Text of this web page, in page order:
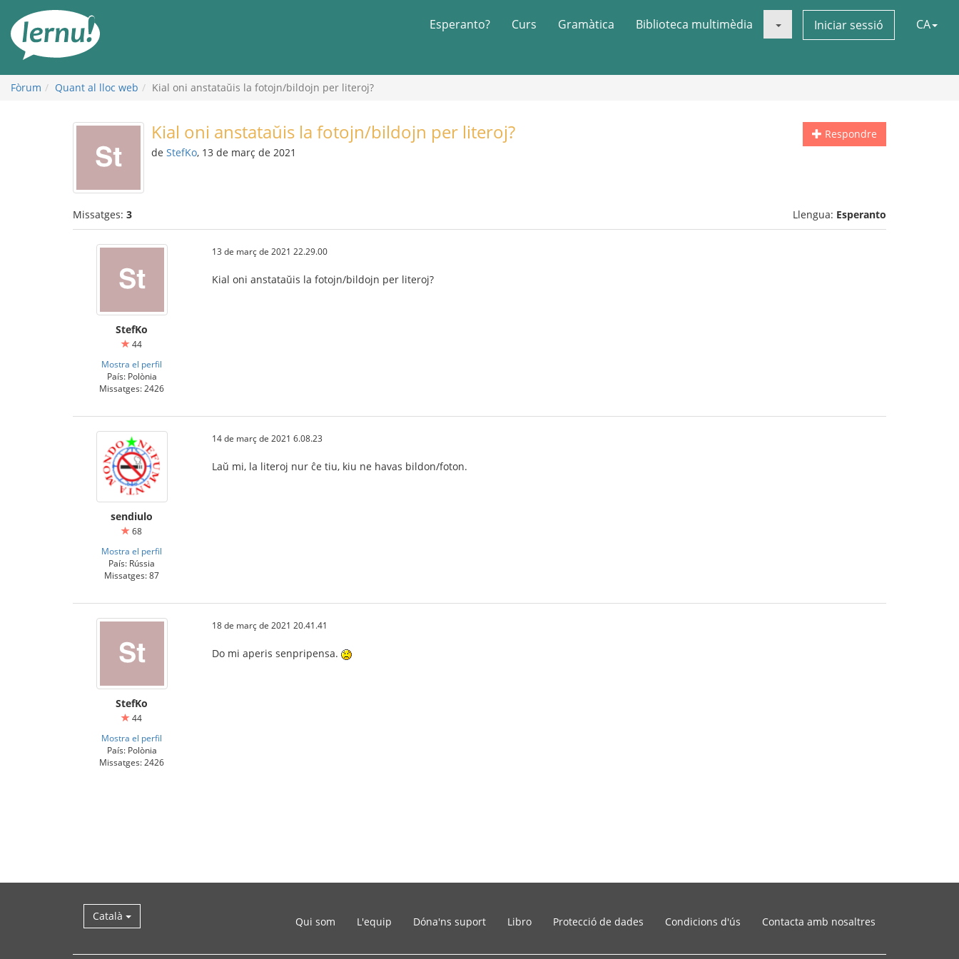
contingut
Esperanto? Curs Gramàtica Biblioteca multimèdia Iniciar sessió CA
Fòrum Quant al lloc web Kial oni anstataŭis la fotojn/bildojn per literoj?
Respondre
Kial oni anstataŭis la fotojn/bildojn per literoj?
de StefKo, 13 de març de 2021
Missatges: 3 Llengua: Esperanto
StefKo
44
Mostra el perfil
País: Polònia
Missatges: 2426
13 de març de 2021 22.29.00
Kial oni anstataŭis la fotojn/bildojn per literoj?
sendiulo
68
Mostra el perfil
País: Rússia
Missatges: 87
14 de març de 2021 6.08.23
Laŭ mi, la literoj nur ĉe tiu, kiu ne havas bildon/foton.
StefKo
44
Mostra el perfil
País: Polònia
Missatges: 2426
18 de març de 2021 20.41.41
Do mi aperis senpripensa.
Català Qui som L'equip Dóna'ns suport Libro Protecció de dades Condicions d'ús Contacta amb nosaltres